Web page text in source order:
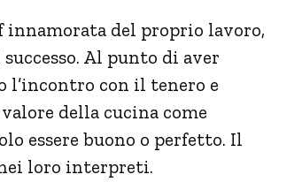
innamorata del proprio lavoro,
Al punto di aver
l’incontro con il tenero e
della cucina come
essere buono o perfetto. Il
loro interpreti.